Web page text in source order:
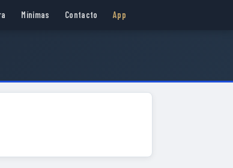
Mínimas Contacto App